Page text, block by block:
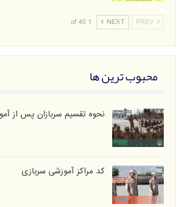
PREV
NEXT
1 of 40
محبوب ترین ها
نحوه تقسیم سربازان پس از
کد مراکز آموزشی سربازی